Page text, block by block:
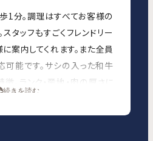
1分。調理はすべてお客様の
タッフもすごくフレンドリー
案内してくれます。また全員
可能です。サシの入った和牛
。ランク・産地・肉の厚さに
のスライス変化する牛鍋の
続きを読む